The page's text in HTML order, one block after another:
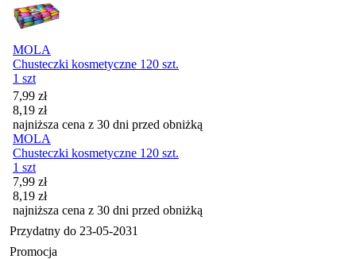
MOLA
Chusteczki kosmetyczne 120 szt.
1 szt
Cena promocyjna
7,99 zł
8,19 zł
najniższa cena z 30 dni przed obniżką
MOLA
Chusteczki kosmetyczne 120 szt.
1 szt
Cena promocyjna
7,99 zł
8,19 zł
najniższa cena z 30 dni przed obniżką
Przydatny do 23-05-2031
Promocja